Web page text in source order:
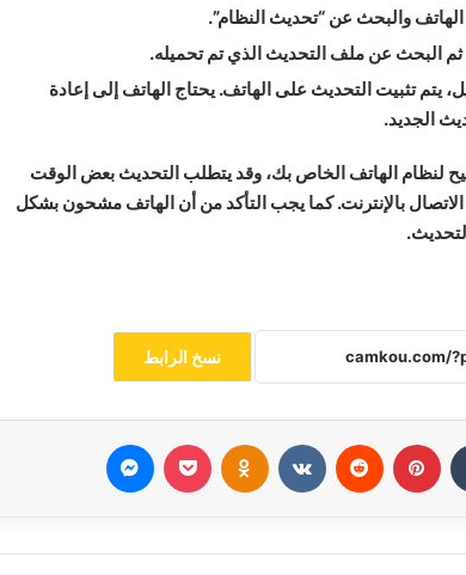
الهاتف والبحث عن “تحديث النظام”.
ثم البحث عن ملف التحديث الذي تم تحميله.
يتم تثبيت التحديث على الهاتف. يحتاج الهاتف إلى إعادة
الجديد.
لنظام الهاتف الخاص بك، وقد يتطلب التحديث بعض الوقت
بالإنترنت. كما يجب التأكد من أن الهاتف مشحون بشكل
نسخ الرابط
بينتيريست Odnoklassniki
‫Pocket